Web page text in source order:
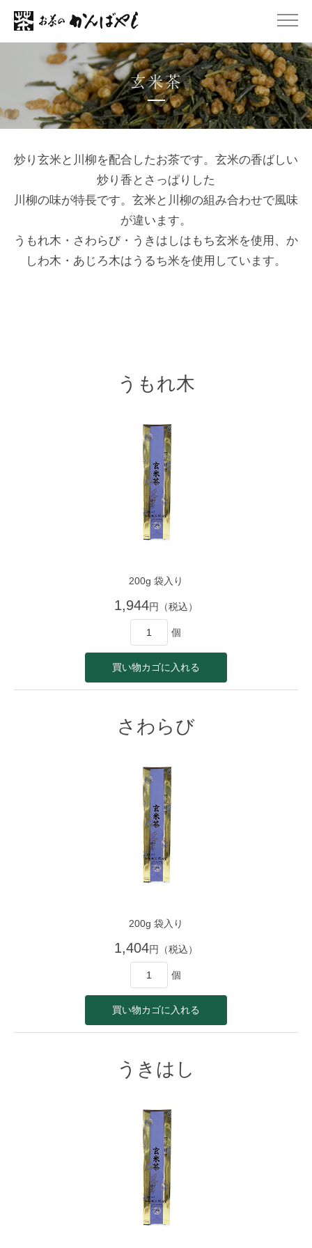
玄米茶
炒り玄米と川柳を配合したお茶です。玄米の香ばしい
炒り香とさっぱりした
川柳の味が特長です。玄米と川柳の組み合わせで風味
が違います。
うもれ木・さわらび・うきはしはもち玄米を使用、か
しわ木・あじろ木はうるち米を使用しています。
うもれ木
200g 袋入り
1,944円（税込）
個
さわらび
200g 袋入り
1,404円（税込）
個
うきはし